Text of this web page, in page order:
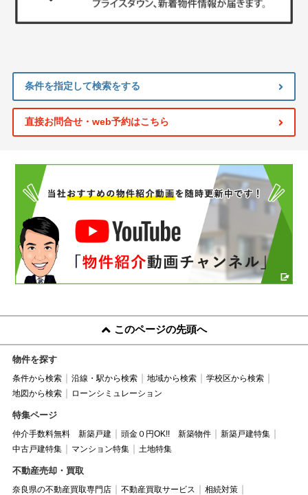
条件を指定して検索をする
直接お問合せ・web予約はこちら
このページの先頭へ
物件を探す
条件から検索 沿線・駅から検索 地域から検索
学校区から検索
地図から検索
ローンシミュレーション
特集ページ
仲介手数料無料 新築戸建 頭金０円OK!! 新築物件
新築戸建特集
中古戸建特集
マンション特集 土地特集
不動産売却・買取
奈良県の不動産買取専門店 不動産買取サービス
相続対策